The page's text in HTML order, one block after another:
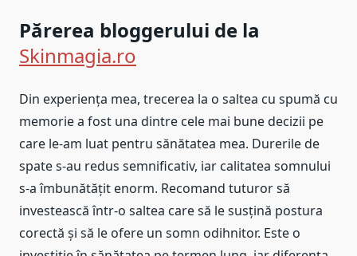
Părerea bloggerului de la
Skinmagia.ro
Din experiența mea, trecerea la o saltea cu spumă cu
memorie a fost una dintre cele mai bune decizii pe
care le-am luat pentru sănătatea mea. Durerile de
spate s-au redus semnificativ, iar calitatea somnului
s-a îmbunătățit enorm. Recomand tuturor să
investească într-o saltea care să le susțină postura
corectă și să le ofere un somn odihnitor. Este o